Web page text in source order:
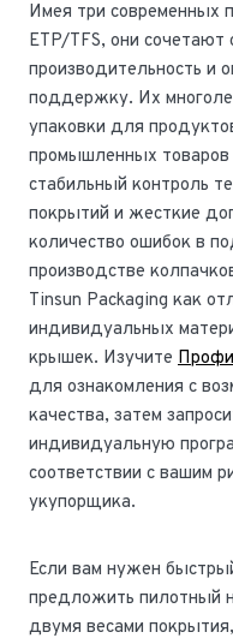
Имея три современных
ETP/TFS, они сочетают
производительность и
поддержку. Их
упаковки для
промышленных товаров
стабильный контроль
покрытий и жесткие
количество ошибок в
производстве
Tinsun Packaging как
индивидуальных
крышек. Изучите
для ознакомления с
качества, затем
индивидуальную
соответствии с вашим
укупорщика.
Если вам нужен
предложить пилотный
двумя весами